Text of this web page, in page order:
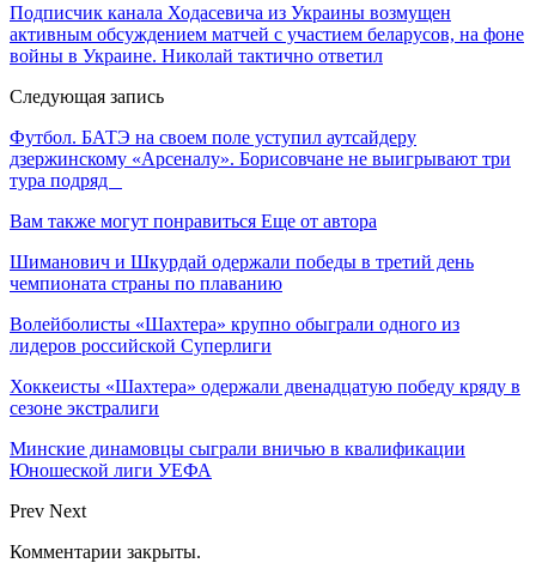
Подписчик канала Ходасевича из Украины возмущен
активным обсуждением матчей с участием беларусов, на фоне
войны в Украине. Николай тактично ответил
Следующая запись
Футбол. БАТЭ на своем поле уступил аутсайдеру
дзержинскому «Арсеналу». Борисовчане не выигрывают три
тура подряд
Вам также могут понравиться Еще от автора
Шиманович и Шкурдай одержали победы в третий день
чемпионата страны по плаванию
Волейболисты «Шахтера» крупно обыграли одного из
лидеров российской Суперлиги
Хоккеисты «Шахтера» одержали двенадцатую победу кряду в
сезоне экстралиги
Минские динамовцы сыграли вничью в квалификации
Юношеской лиги УЕФА
Prev Next
Комментарии закрыты.